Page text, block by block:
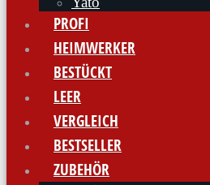
PROFI
HEIMWERKER
BESTÜCKT
LEER
VERGLEICH
BESTSELLER
ZUBEHÖR